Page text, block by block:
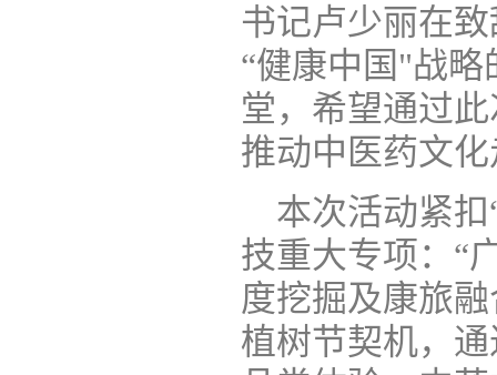
书记卢少丽在
“健康中国"战
堂，希望通过
推动中医药文
本次活动紧
技重大专项：“
度挖掘及康旅
植树节契机，